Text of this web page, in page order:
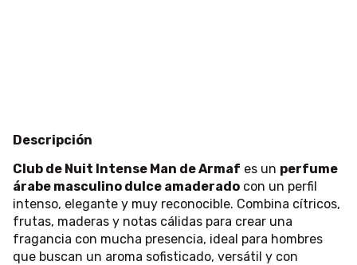
Descripción
Club de Nuit Intense Man de Armaf es un perfume
árabe masculino dulce amaderado con un perfil
intenso, elegante y muy reconocible. Combina cítricos,
frutas, maderas y notas cálidas para crear una
fragancia con mucha presencia, ideal para hombres
que buscan un aroma sofisticado, versátil y con